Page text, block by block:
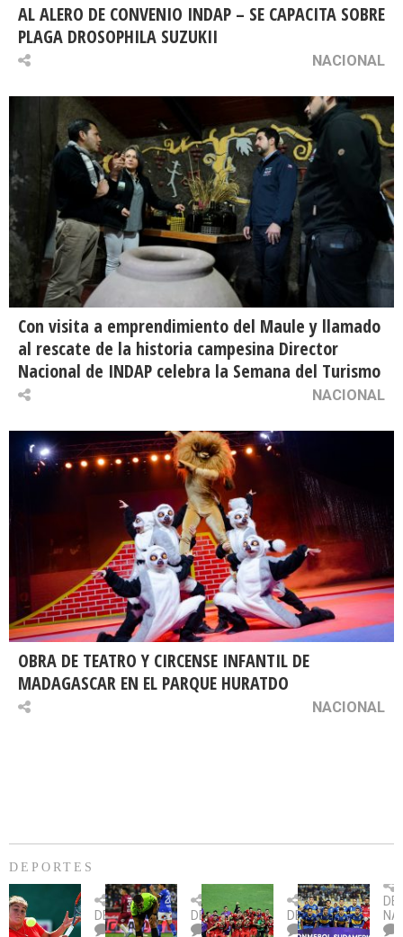
AL ALERO DE CONVENIO INDAP – SE CAPACITA SOBRE
PLAGA DROSOPHILA SUZUKII
NACIONAL
Con visita a emprendimiento del Maule y llamado
al rescate de la historia campesina Director
Nacional de INDAP celebra la Semana del Turismo
NACIONAL
OBRA DE TEATRO Y CIRCENSE INFANTIL DE
MADAGASCAR EN EL PARQUE HURATDO
NACIONAL
DEPORTES
Billie
Jean
King
DEPORTES
U.
Católica
fue
DEPORTES
Copa
Sudamericana:
U.
DEPORTES
un